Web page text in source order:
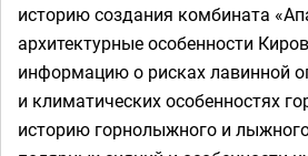
историю создания комбината
архитектурные особенности
информацию о рисках лавинной
и климатических особенностях
историю горнолыжного и